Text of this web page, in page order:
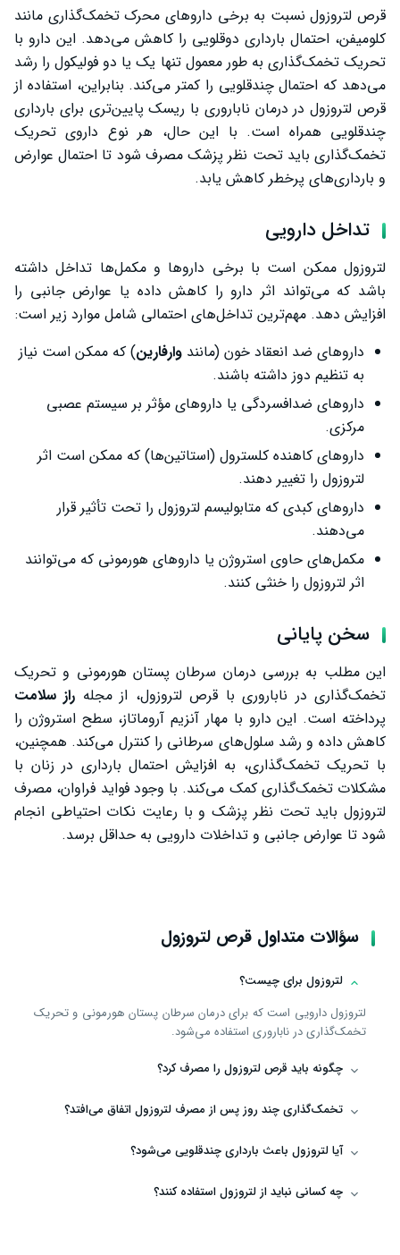
قرص لتروزول نسبت به برخی داروهای محرک تخمک‌گذاری مانند
کلومیفن، احتمال بارداری دوقلویی را کاهش می‌دهد. این دارو با
تحریک تخمک‌گذاری به طور معمول تنها یک یا دو فولیکول را رشد
می‌دهد که احتمال چندقلویی را کمتر می‌کند. بنابراین، استفاده از
قرص لتروزول در درمان ناباروری با ریسک پایین‌تری برای بارداری
چندقلویی همراه است. با این حال، هر نوع داروی تحریک
تخمک‌گذاری باید تحت نظر پزشک مصرف شود تا احتمال عوارض
و بارداری‌های پرخطر کاهش یابد.
تداخل دارویی
لتروزول ممکن است با برخی داروها و مکمل‌ها تداخل داشته
باشد که می‌تواند اثر دارو را کاهش داده یا عوارض جانبی را
افزایش دهد. مهم‌ترین تداخل‌های احتمالی شامل موارد زیر است:
داروهای ضد انعقاد خون (مانند وارفارین) که ممکن است نیاز
به تنظیم دوز داشته باشند.
داروهای ضدافسردگی یا داروهای مؤثر بر سیستم عصبی
مرکزی.
داروهای کاهنده کلسترول (استاتین‌ها) که ممکن است اثر
لتروزول را تغییر دهند.
داروهای کبدی که متابولیسم لتروزول را تحت تأثیر قرار
می‌دهند.
مکمل‌های حاوی استروژن یا داروهای هورمونی که می‌توانند
اثر لتروزول را خنثی کنند.
سخن پایانی
این مطلب به بررسی درمان سرطان پستان هورمونی و تحریک
تخمک‌گذاری در ناباروری با قرص لتروزول، از مجله راز سلامت
پرداخته است. این دارو با مهار آنزیم آروماتاز، سطح استروژن را
کاهش داده و رشد سلول‌های سرطانی را کنترل می‌کند. همچنین،
با تحریک تخمک‌گذاری، به افزایش احتمال بارداری در زنان با
مشکلات تخمک‌گذاری کمک می‌کند. با وجود فواید فراوان، مصرف
لتروزول باید تحت نظر پزشک و با رعایت نکات احتیاطی انجام
شود تا عوارض جانبی و تداخلات دارویی به حداقل برسد.
سؤالات متداول قرص لتروزول
لتروزول برای چیست؟
لتروزول دارویی است که برای درمان سرطان پستان هورمونی و تحریک
تخمک‌گذاری در ناباروری استفاده می‌شود.
چگونه باید قرص لتروزول را مصرف کرد؟
تخمک‌گذاری چند روز پس از مصرف لتروزول اتفاق می‌افتد؟
آیا لتروزول باعث بارداری چندقلویی می‌شود؟
چه کسانی نباید از لتروزول استفاده کنند؟